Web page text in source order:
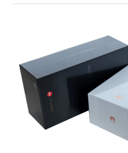
Projets
Contactez-Nous